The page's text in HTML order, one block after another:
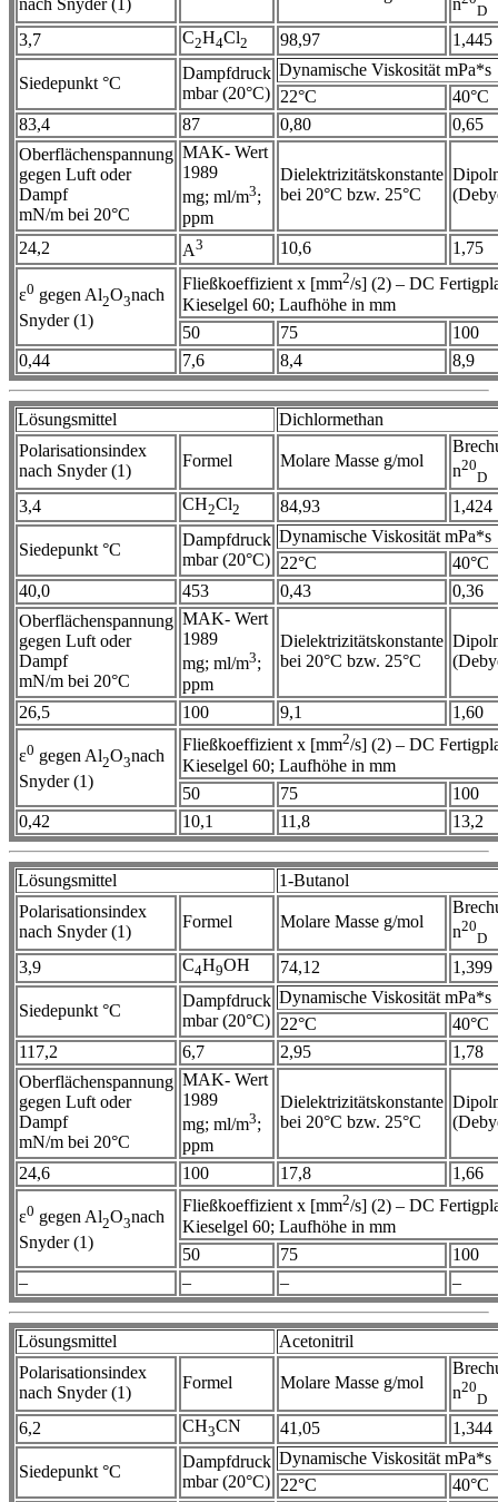
nach Snyder (1) n D
3,7 C2H4Cl2 98,97 1,445
Siedepunkt °C
Dampfdruck
mbar (20°C)
Dynamische Viskosität mPa*s
22°C
40°C
83,4
87 0,80
0,65
Oberflächenspannung
gegen Luft oder
Dampf
mN/m bei 20°C
MAK- Wert
1989
mg; ml/m3;
ppm
Dielektrizitätskonstante
bei 20°C bzw. 25°C
24,2 A3 10,6 1,75
ε0 gegen Al2O3nach
Snyder (1)
Fließkoeffizient x [mm2/s] (2) – DC
Kieselgel 60; Laufhöhe in mm
50
75
100
0,44
7,6 8,4 8,9
Lösungsmittel
Dichlormethan
Polarisationsindex
nach Snyder (1)
Formel Molare Masse g/mol
n20
D
3,4 CH2Cl2 84,93 1,424
Siedepunkt °C
Dampfdruck
mbar (20°C)
Dynamische Viskosität mPa*s
22°C
40°C
40,0
453 0,43
0,36
Oberflächenspannung
gegen Luft oder
Dampf
mN/m bei 20°C
MAK- Wert
1989
mg; ml/m3;
ppm
Dielektrizitätskonstante
bei 20°C bzw. 25°C
26,5 100 9,1 1,60
ε0 gegen Al2O3nach
Snyder (1)
Fließkoeffizient x [mm2/s] (2) – DC
Kieselgel 60; Laufhöhe in mm
50
75
100
0,42
10,1 11,8 13,2
Lösungsmittel
1-Butanol
Polarisationsindex
nach Snyder (1)
Formel Molare Masse g/mol
n20
D
3,9 C4H9OH 74,12 1,399
Siedepunkt °C
Dampfdruck
mbar (20°C)
Dynamische Viskosität mPa*s
22°C
40°C
117,2
6,7 2,95
1,78
Oberflächenspannung
gegen Luft oder
Dampf
mN/m bei 20°C
MAK- Wert
1989
mg; ml/m3;
ppm
Dielektrizitätskonstante
bei 20°C bzw. 25°C
24,6 100 17,8 1,66
ε0 gegen Al2O3nach
Snyder (1)
Fließkoeffizient x [mm2/s] (2) – DC
Kieselgel 60; Laufhöhe in mm
50
75
100
–
– – –
Lösungsmittel
Acetonitril
Polarisationsindex
nach Snyder (1)
Formel Molare Masse g/mol
n20
D
6,2 CH3CN 41,05 1,344
Siedepunkt °C
Dampfdruck
mbar (20°C)
Dynamische Viskosität mPa*s
22°C
40°C